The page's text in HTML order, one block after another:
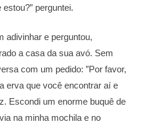
perguntei.
adivinhar e perguntou,
a casa da sua avó. Sem
com um pedido: ”Por favor,
erva que você encontrar aí e
Escondi um enorme buquê de
na minha mochila e no